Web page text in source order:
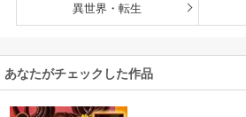
異世界・転生
あなたがチェックした作品